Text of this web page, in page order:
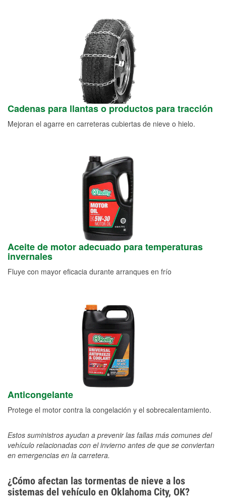
Cadenas para llantas o productos para tracción
Mejoran el agarre en carreteras cubiertas de nieve o hielo.
Aceite de motor adecuado para temperaturas
invernales
Fluye con mayor eficacia durante arranques en frío
Anticongelante
Protege el motor contra la congelación y el sobrecalentamiento.
Estos suministros ayudan a prevenir las fallas más comunes del
vehículo relacionadas con el invierno antes de que se conviertan
en emergencias en la carretera.
¿Cómo afectan las tormentas de nieve a los
sistemas del vehículo en Oklahoma City, OK?